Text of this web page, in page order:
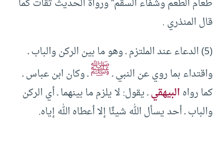
طعام الطعم وشفاء السقم” ورواة الحديث ثقات كما
قال المنذري .
(5) الدعاء عند الملتزم ـ وهو ما بين الركن والباب ـ
واقتداء بما روي عن النبي ـﷺـ وكان ابن عباس ـ
كما رواهالبيهقيـ يقول: لا يلزم ما بينهما ـ أي الركن
والباب ـ أحد يسأل الله شيئًا إلا أعطاه الله إياه.